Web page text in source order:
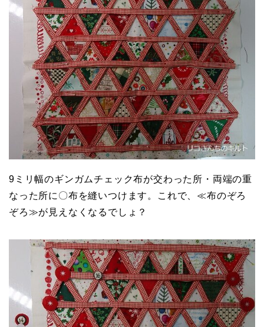
9ミリ幅のギンガムチェック布が交わった所・両端の重
なった所に〇布を縫いつけます。これで、≪布のぞろ
ぞろ≫が見えなくなるでしょ？